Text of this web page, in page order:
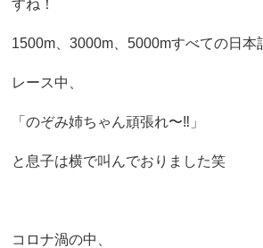
すね！
1500m、3000m、5000mすべての日本
レース中、
「のぞみ姉ちゃん頑張れ〜‼︎」
と息子は横で叫んでおりました笑
コロナ渦の中、